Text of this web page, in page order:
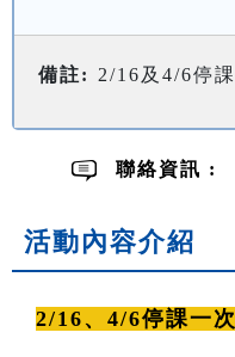
備註: 2/16及4/6停課
聯絡資訊 :
活動內容介紹
2/16、4/6停課一次